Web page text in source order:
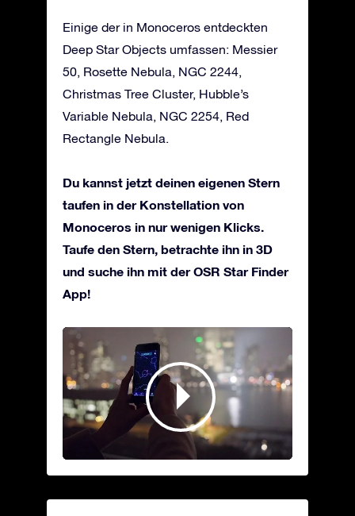
Einige der in Monoceros entdeckten
Deep Star Objects umfassen: Messier
50, Rosette Nebula, NGC 2244,
Christmas Tree Cluster, Hubble’s
Variable Nebula, NGC 2254, Red
Rectangle Nebula.
Du kannst jetzt deinen eigenen Stern
taufen in der Konstellation von
Monoceros in nur wenigen Klicks.
Taufe den Stern, betrachte ihn in 3D
und suche ihn mit der OSR Star Finder
App!